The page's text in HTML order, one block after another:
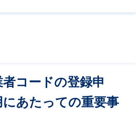
コードの登録申
にあたっての重要事